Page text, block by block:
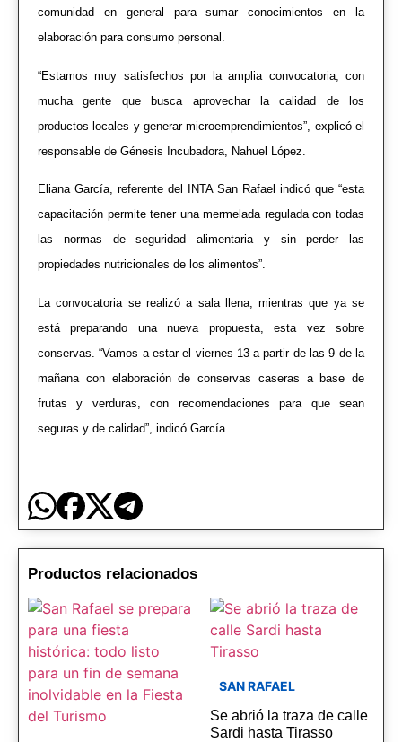
comunidad en general para sumar conocimientos en la
elaboración para consumo personal.
“Estamos muy satisfechos por la amplia convocatoria, con
mucha gente que busca aprovechar la calidad de los
productos locales y generar microemprendimientos”, explicó el
responsable de Génesis Incubadora, Nahuel López.
Eliana García, referente del INTA San Rafael indicó que “esta
capacitación permite tener una mermelada regulada con todas
las normas de seguridad alimentaria y sin perder las
propiedades nutricionales de los alimentos”.
La convocatoria se realizó a sala llena, mientras que ya se
está preparando una nueva propuesta, esta vez sobre
conservas. “Vamos a estar el viernes 13 a partir de las 9 de la
mañana con elaboración de conservas caseras a base de
frutas y verduras, con recomendaciones para que sean
seguras y de calidad”, indicó García.
Productos relacionados
SAN RAFAEL
Se abrió la traza de calle
Sardi hasta Tirasso